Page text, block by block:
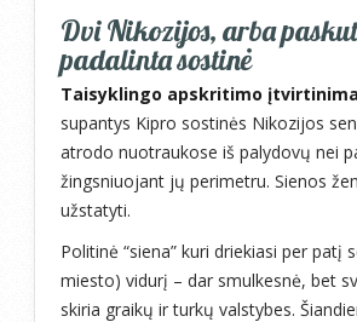
Dvi Nikozijos, arba
padalinta sostinė
Taisyklingo apskritimo
supantys Kipro sostinės Nikozijos
atrodo nuotraukose iš palydovų nei
žingsniuojant jų perimetru. Sienos
užstatyti.
Politinė “siena” kuri driekiasi per patį
miesto) vidurį – dar smulkesnė, bet
skiria graikų ir turkų valstybes.